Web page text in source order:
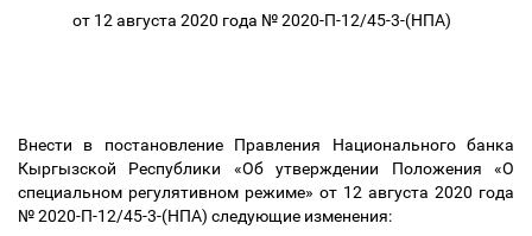
от 12 августа 2020 года № 2020-П-12/45-3-(НПА)
Внести в постановление Правления Национального банка
Кыргызской Республики «Об утверждении Положения «О
специальном регулятивном режиме» от 12 августа 2020 года
№ 2020-П-12/45-3-(НПА) следующие изменения: